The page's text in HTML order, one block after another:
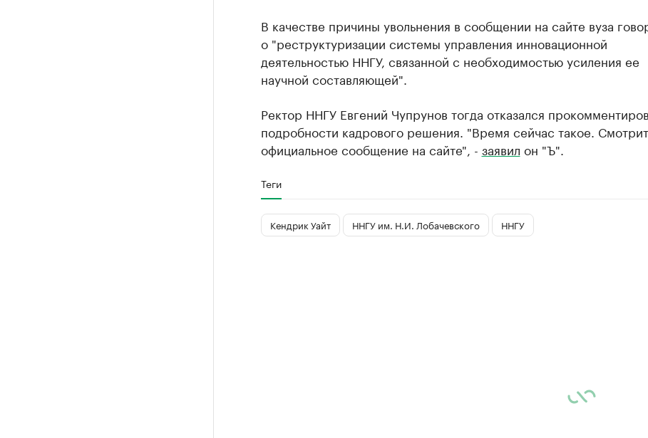
В качестве причины увольнения в сообщении на сайте вуза
о "реструктуризации системы управления инновационной
деятельностью ННГУ, связанной с необходимостью усиления ее
научной составляющей".
Ректор ННГУ Евгений Чупрунов тогда отказался
подробности кадрового решения. "Время сейчас такое.
официальное сообщение на сайте", - заявил он "Ъ".
Теги
Кендрик Уайт ННГУ им. Н.И. Лобачевского ННГУ